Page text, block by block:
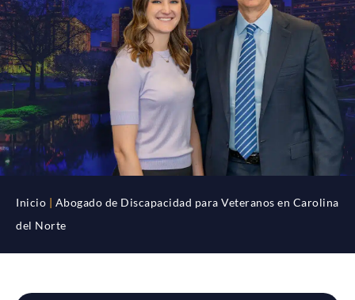
Inicio
Abogado de Discapacidad para Veteranos en Carolina
del Norte